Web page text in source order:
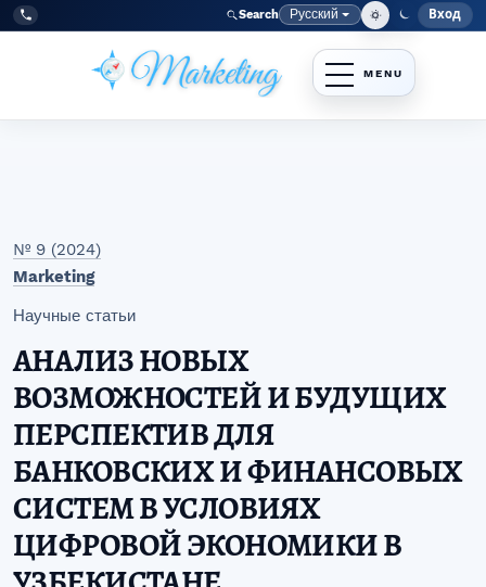
Перейти к главному меню навигации
Перейти к основному контенту
Перейти к нижнему колонтитулу сайта
Tel:
+998977838464 Search Язык
Русский Меню
Вход
№ 9 (2024)
Marketing
Научные статьи
АНАЛИЗ НОВЫХ
ВОЗМОЖНОСТЕЙ И БУДУЩИХ
ПЕРСПЕКТИВ ДЛЯ
БАНКОВСКИХ И ФИНАНСОВЫХ
СИСТЕМ В УСЛОВИЯХ
ЦИФРОВОЙ ЭКОНОМИКИ В